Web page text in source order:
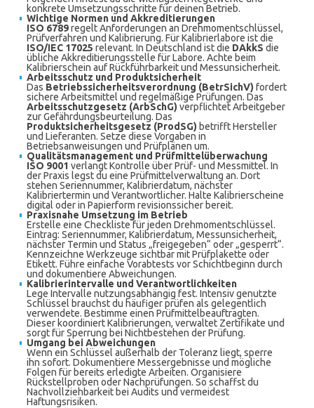
konkrete Umsetzungsschritte für deinen Betrieb.
Wichtige Normen und Akkreditierungen
ISO 6789regelt Anforderungen an Drehmomentschlüssel,
Prüfverfahren und Kalibrierung. Für Kalibrierlabore ist die
ISO/IEC 17025 relevant. In Deutschland ist die DAkkS die
übliche Akkreditierungsstelle für Labore. Achte beim
Kalibrierschein auf Rückführbarkeit und Messunsicherheit.
Arbeitsschutz und Produktsicherheit
Das Betriebssicherheitsverordnung (BetrSichV) fordert
sichere Arbeitsmittel und regelmäßige Prüfungen. Das
Arbeitsschutzgesetz (ArbSchG) verpflichtet Arbeitgeber
zur Gefährdungsbeurteilung. Das
Produktsicherheitsgesetz (ProdSG) betrifft Hersteller
und Lieferanten. Setze diese Vorgaben in
Betriebsanweisungen und Prüfplänen um.
Qualitätsmanagement und Prüfmittelüberwachung
ISO 9001 verlangt Kontrolle über Prüf- und Messmittel. In
der Praxis legst du eine Prüfmittelverwaltung an. Dort
stehen Seriennummer, Kalibrierdatum, nächster
Kalibriertermin und Verantwortlicher. Halte Kalibrierscheine
digital oder in Papierform revisionssicher bereit.
Praxisnahe Umsetzung im Betrieb
Erstelle eine Checkliste für jeden Drehmomentschlüssel.
Eintrag: Seriennummer, Kalibrierdatum, Messunsicherheit,
nächster Termin und Status „freigegeben“ oder „gesperrt“.
Kennzeichne Werkzeuge sichtbar mit Prüfplakette oder
Etikett. Führe einfache Vorabtests vor Schichtbeginn durch
und dokumentiere Abweichungen.
Kalibrierintervalle und Verantwortlichkeiten
Lege Intervalle nutzungsabhängig fest. Intensiv genutzte
Schlüssel brauchst du häufiger prüfen als gelegentlich
verwendete. Bestimme einen Prüfmittelbeauftragten.
Dieser koordiniert Kalibrierungen, verwaltet Zertifikate und
sorgt für Sperrung bei Nichtbestehen der Prüfung.
Umgang bei Abweichungen
Wenn ein Schlüssel außerhalb der Toleranz liegt, sperre
ihn sofort. Dokumentiere Messergebnisse und mögliche
Folgen für bereits erledigte Arbeiten. Organisiere
Rückstellproben oder Nachprüfungen. So schaffst du
Nachvollziehbarkeit bei Audits und vermeidest
Haftungsrisiken.